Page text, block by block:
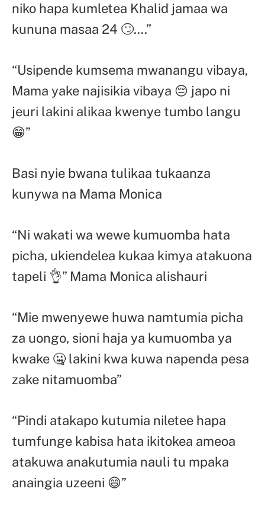
niko hapa kumletea Khalid jamaa wa
kununa masaa 24 🙄….”
“Usipende kumsema mwanangu vibaya,
Mama yake najisikia vibaya 😔 japo ni
jeuri lakini alikaa kwenye tumbo langu
😁”
Basi nyie bwana tulikaa tukaanza
kunywa na Mama Monica
“Ni wakati wa wewe kumuomba hata
picha, ukiendelea kukaa kimya atakuona
tapeli 👌” Mama Monica alishauri
“Mie mwenyewe huwa namtumia picha
za uongo, sioni haja ya kumuomba ya
kwake 🤐 lakini kwa kuwa napenda pesa
zake nitamuomba”
“Pindi atakapo kutumia niletee hapa
tumfunge kabisa hata ikitokea ameoa
atakuwa anakutumia nauli tu mpaka
anaingia uzeeni 😄”